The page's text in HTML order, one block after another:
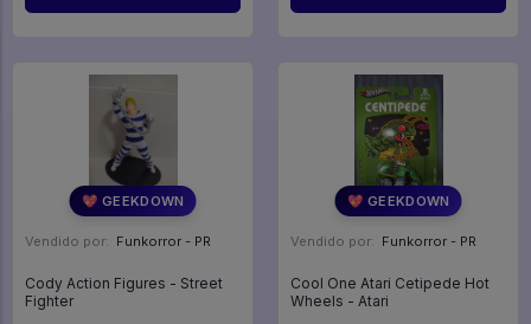
💖 GEEKDOWN
Vendido por: Funkorror - PR
Cody Action Figures - Street
Fighter
💖 GEEKDOWN
Vendido por: Funkorror - PR
Cool One Atari Cetipede Hot
Wheels - Atari